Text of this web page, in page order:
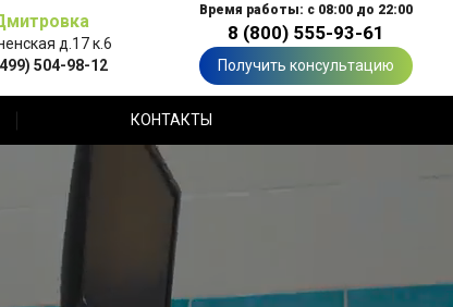
д.17 к.6
504-98-12
Время работы: с 08:00 до 22:00
8 (800) 555-93-61
Получить консультацию
КОНТАКТЫ